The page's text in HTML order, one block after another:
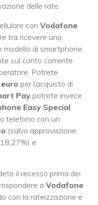
delle rate.
con Vodafone
tra ricevere uno
modello di smartphone
sul conto corrente
Potrete
per l’acquisto di
Pay potrete invece
Easy Special
telefono con un
(salvo approvazione,
e
il recesso prima dei
a Vodafone
con la rateizzazione e